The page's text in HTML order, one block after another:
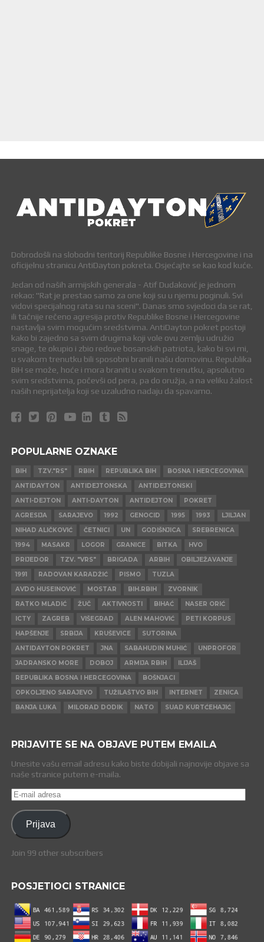
Dobrodošli na slobodni teritorij Republike Bosne i Hercegovine i na
oficijelnu stranicu AntiDayton pokreta. Osjećajte se kao kod kuće.
Jedan od naših armijskih generala - Atif Dudaković je jednom
rekao: "Rat je prestao samo za one koji su u njemu poginuli. Svi
vidovi specijalnog rata su na sceni". Danas smo svjedoci da se rat,
ili tačnije rečeno agresija protiv Republike Bosne i Hercegovine
nastavlja svim mogućim sredstvima. AntiDayton pokret postoji
kako bi zajedno sa svim drugima koji vole ovu zemlju udružio
snage, te okupio i zbio redove bosanskih patriota, kako bi svi mi,
u svakom trenutku bili sposobni branili našu domovinu. Republika
BiH se može, hoće i mora braniti u svakom trenutku, apsolutno
svim sredstvima, počevši od pera, pa do oružja, a na veliku žalost
naših neprijatelja koji se uzaludno nadaju da spavamo.
POPULARNE OZNAKE
BIH TZV."RS" RBIH REPUBLIKA BIH
BOSNA I HERCEGOVINA
ANTIDAYTON
ANTIDEJTONSKA
ANTIDEJTONSKI
ANTI-DEJTON
ANTI-DAYTON ANTIDEJTON
POKRET
AGRESIJA
SARAJEVO 1992 GENOCID 1995 1993
LJILJAN
NIHAD ALIČKOVIĆ
ČETNICI UN GODIŠNJICA
SREBRENICA
1994
MASAKR LOGOR GRANICE BITKA
HVO
PRIJEDOR
TZV. "VRS" BRIGADA ARBIH
OBILJEŽAVANJE
1991
RADOVAN KARADŽIĆ PISMO
TUZLA
AVDO HUSEINOVIĆ
MOSTAR BIH.RBIH
ZVORNIK
RATKO MLADIĆ
ŽUČ AKTIVNOSTI BIHAĆ
NASER ORIĆ
ICTY
ZAGREB VIŠEGRAD ALEN MAHOVIĆ
PETI KORPUS
HAPŠENJE
SRBIJA KRUŠEVICE
SUTORINA
ANTIDAYTON POKRET
JNA SABAHUDIN MUHIĆ
UNPROFOR
JADRANSKO MORE
DOBOJ ARMIJA RBIH
ILIJAŠ
REPUBLIKA BOSNA I HERCEGOVINA
BOŠNJACI
OPKOLJENO SARAJEVO
TUŽILAŠTVO BIH INTERNET
ZENICA
BANJA LUKA
MILORAD DODIK NATO SUAD KURTĆEHAJIĆ
PRIJAVITE SE NA OBJAVE PUTEM EMAILA
Unesite vašu email adresu kako biste dobijali najnovije objave sa
naše stranice putem e-maila.
E-
mail
adresa
Prijava
Join 99 other subscribers
POSJETIOCI STRANICE